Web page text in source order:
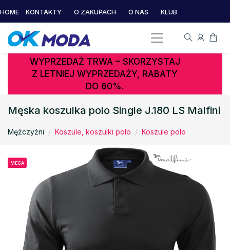
HOME KONTAKTY O ZAKUPACH O NAS KLUB
WYPRZEDAŻ TRWA – SKORZYSTAJ
Z LETNIEJ WYPRZEDAŻY, RABATY
DO 60%.
Męska koszulka polo Single J.180 LS Malfini
Mężczyźni Koszule, koszulki polo Koszule polo
MEGA